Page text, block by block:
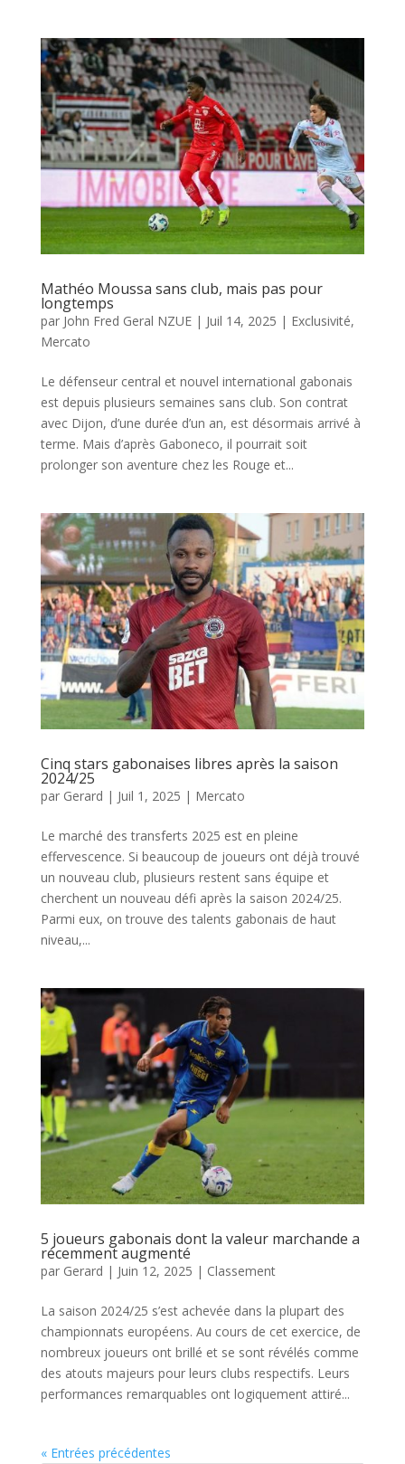
Mathéo Moussa sans club, mais pas pour
longtemps
par John Fred Geral NZUE| Juil 14, 2025 | Exclusivité,
Mercato
Le défenseur central et nouvel international gabonais
est depuis plusieurs semaines sans club. Son contrat
avec Dijon, d’une durée d’un an, est désormais arrivé à
terme. Mais d’après Gaboneco, il pourrait soit
prolonger son aventure chez les Rouge et...
Cinq stars gabonaises libres après la saison
2024/25
par Gerard | Juil 1, 2025 | Mercato
Le marché des transferts 2025 est en pleine
effervescence. Si beaucoup de joueurs ont déjà trouvé
un nouveau club, plusieurs restent sans équipe et
cherchent un nouveau défi après la saison 2024/25.
Parmi eux, on trouve des talents gabonais de haut
niveau,...
5 joueurs gabonais dont la valeur marchande a
récemment augmenté
par Gerard | Juin 12, 2025 | Classement
La saison 2024/25 s’est achevée dans la plupart des
championnats européens. Au cours de cet exercice, de
nombreux joueurs ont brillé et se sont révélés comme
des atouts majeurs pour leurs clubs respectifs. Leurs
performances remarquables ont logiquement attiré...
« Entrées précédentes